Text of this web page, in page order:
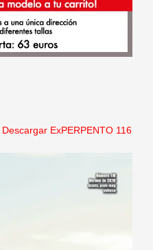
Descargar ExPERPENTO 116